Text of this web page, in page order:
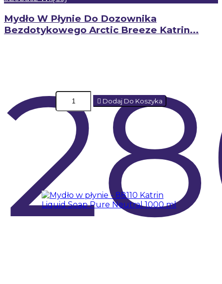
Mydło W Płynie Do Dozownika
Bezdotykowego Arctic Breeze Katrin...
Dodaj Do Koszyka